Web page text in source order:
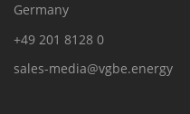
Germany
+49 201 8128 0
sales-media@vgbe.energy